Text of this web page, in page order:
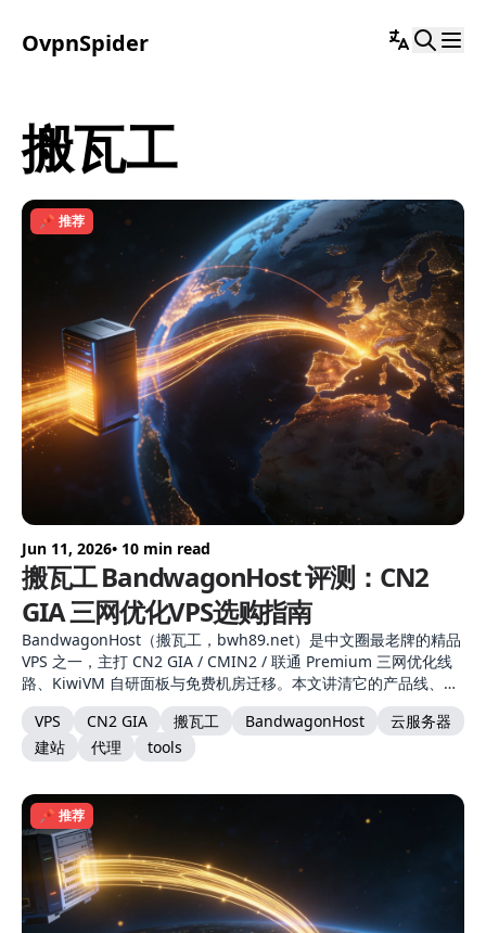
OvpnSpider
搬瓦工
📌 推荐
Jun 11, 2026• 10 min read
搬瓦工 BandwagonHost 评测：CN2
GIA 三网优化VPS选购指南
BandwagonHost（搬瓦工，bwh89.net）是中文圈最老牌的精品
VPS 之一，主打 CN2 GIA / CMIN2 / 联通 Premium 三网优化线
路、KiwiVM 自研面板与免费机房迁移。本文讲清它的产品线、机
房选择、CN2 GIA 线路与自建节点适配。
VPS CN2 GIA 搬瓦工 BandwagonHost
云服务器
建站
代理 tools
📌 推荐